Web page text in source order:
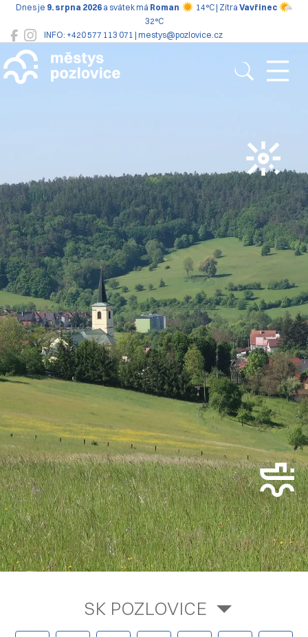
INFO: +420 577 113 071 | mestys@pozlovice.cz
Dnes je 9. srpna 2026 a svátek má Roman 14°C | Zítra Vavřinec
32°C
Pozlovice
SK POZLOVICE